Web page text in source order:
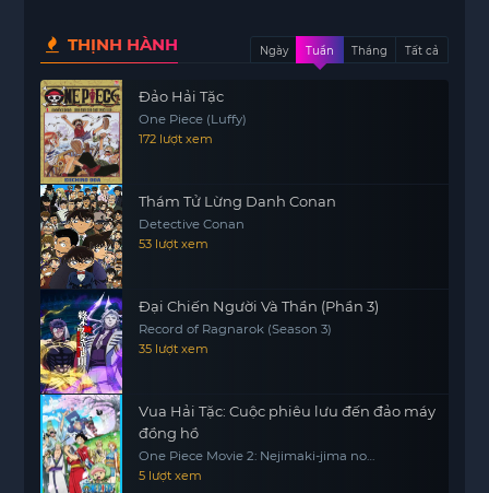
THỊNH HÀNH Ngày Tuần Tháng Tất cả
Đảo Hải Tặc
One Piece (Luffy)
172 lượt xem
Thám Tử Lừng Danh Conan
Detective Conan
53 lượt xem
Đại Chiến Người Và Thần (Phần 3)
Record of Ragnarok (Season 3)
35 lượt xem
Vua Hải Tặc: Cuộc phiêu lưu đến đảo máy
đồng hồ
One Piece Movie 2: Nejimaki-jima no
Daibouken, One Piece: Nejimakijima no
Bouken, One Piece: Nejimaki Shima no
5 lượt xem